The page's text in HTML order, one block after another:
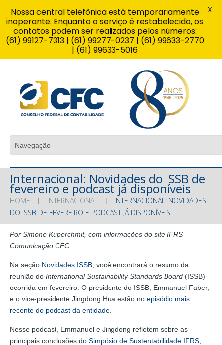
Internacional: Novidades do ISSB de
fevereiro e podcast já disponíveis
HOME INTERNACIONAL
INTERNACIONAL: NOVIDADES
DO ISSB DE FEVEREIRO E PODCAST JÁ DISPONÍVEIS
Por Simone Kuperchmit, com informações do site IFRS
Comunicação CFC
Na seção Novidades ISSB , você encontrará o resumo da
reunião do International Sustainability Standards Board (ISSB)
ocorrida em fevereiro. O presidente do ISSB, Emmanuel Faber,
e o vice-presidente Jingdong Hua estão no episódio mais
recente do podcast da entidade
Nesse podcast, Emmanuel e Jingdong refletem sobre as
principais conclusões do Simpósio de Sustentabilidade IFRS
Nossa central telefônica está temporariamente
inoperante. Enquanto o serviço é restabelecido, os
contatos podem ser realizados pelos números:
(61) 99127-7313 | (61) 99277-0237 | (61) 99633-2770
| (61) 99633-5016
X